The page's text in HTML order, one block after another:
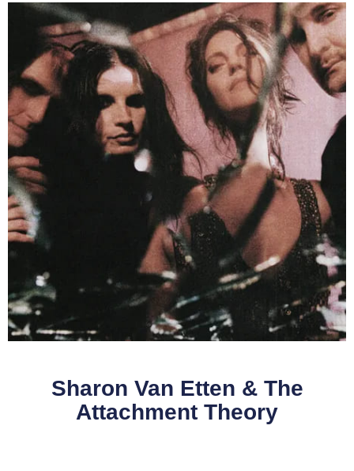
Sharon Van Etten & The
Attachment Theory